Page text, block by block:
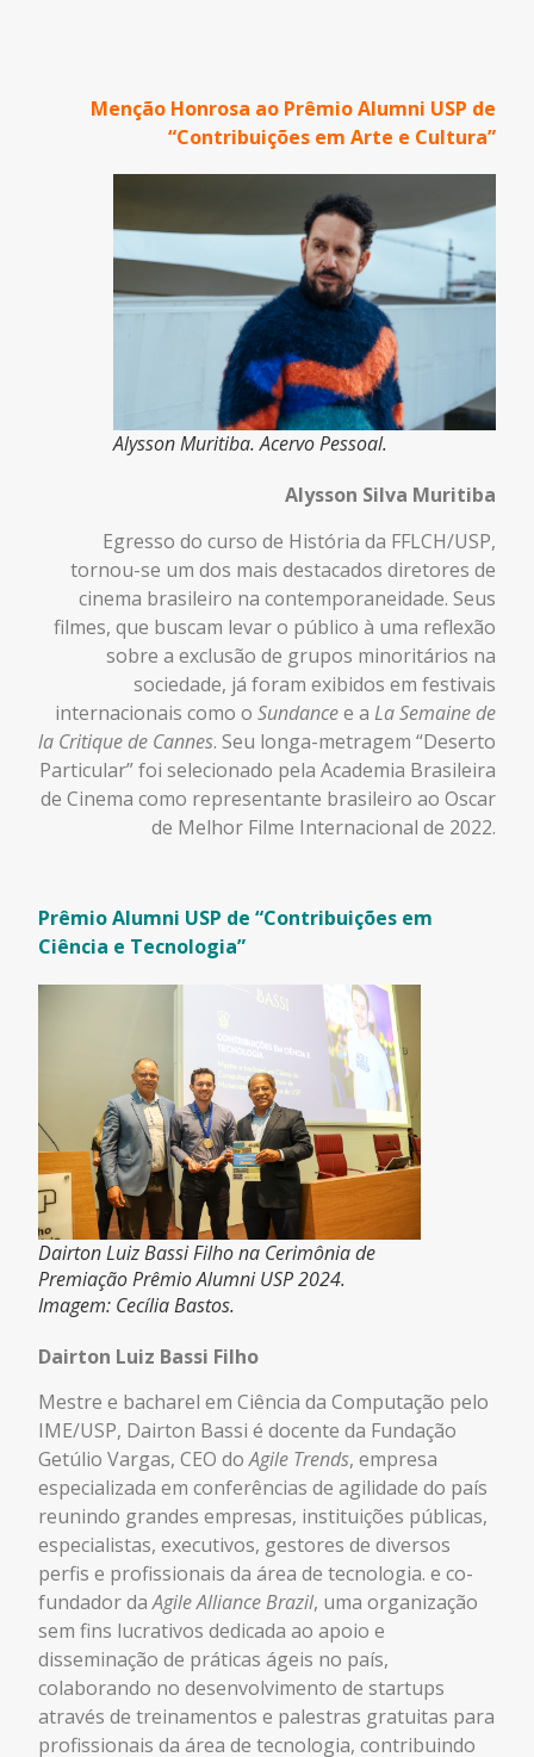
Menção Honrosa ao Prêmio Alumni USP de
“Contribuições em Arte e Cultura”
Alysson Muritiba. Acervo Pessoal.
Alysson Silva Muritiba
Egresso do curso de História da FFLCH/USP,
tornou-se um dos mais destacados diretores de
cinema brasileiro na contemporaneidade. Seus
filmes, que buscam levar o público à uma reflexão
sobre a exclusão de grupos minoritários na
sociedade, já foram exibidos em festivais
internacionais como o Sundancee a La Semaine de
la Critique de Cannes. Seu longa-metragem “Deserto
Particular” foi selecionado pela Academia Brasileira
de Cinema como representante brasileiro ao Oscar
de Melhor Filme Internacional de 2022.
Prêmio Alumni USP de “Contribuições em
Ciência e Tecnologia”
Dairton Luiz Bassi Filho na Cerimônia de
Premiação Prêmio Alumni USP 2024.
Imagem: Cecília Bastos.
Dairton Luiz Bassi Filho
Mestre e bacharel em Ciência da Computação pelo
IME/USP, Dairton Bassi é docente da Fundação
Getúlio Vargas, CEO doAgile Trends, empresa
especializada em conferências de agilidade do país
reunindo grandes empresas, instituições públicas,
especialistas, executivos, gestores de diversos
perfis e profissionais da área de tecnologia. e co-
fundador daAgile Alliance Brazil, uma organização
sem fins lucrativos dedicada ao apoio e
disseminação de práticas ágeis no país,
colaborando no desenvolvimento de startups
através de treinamentos e palestras gratuitas para
profissionais da área de tecnologia, contribuindo